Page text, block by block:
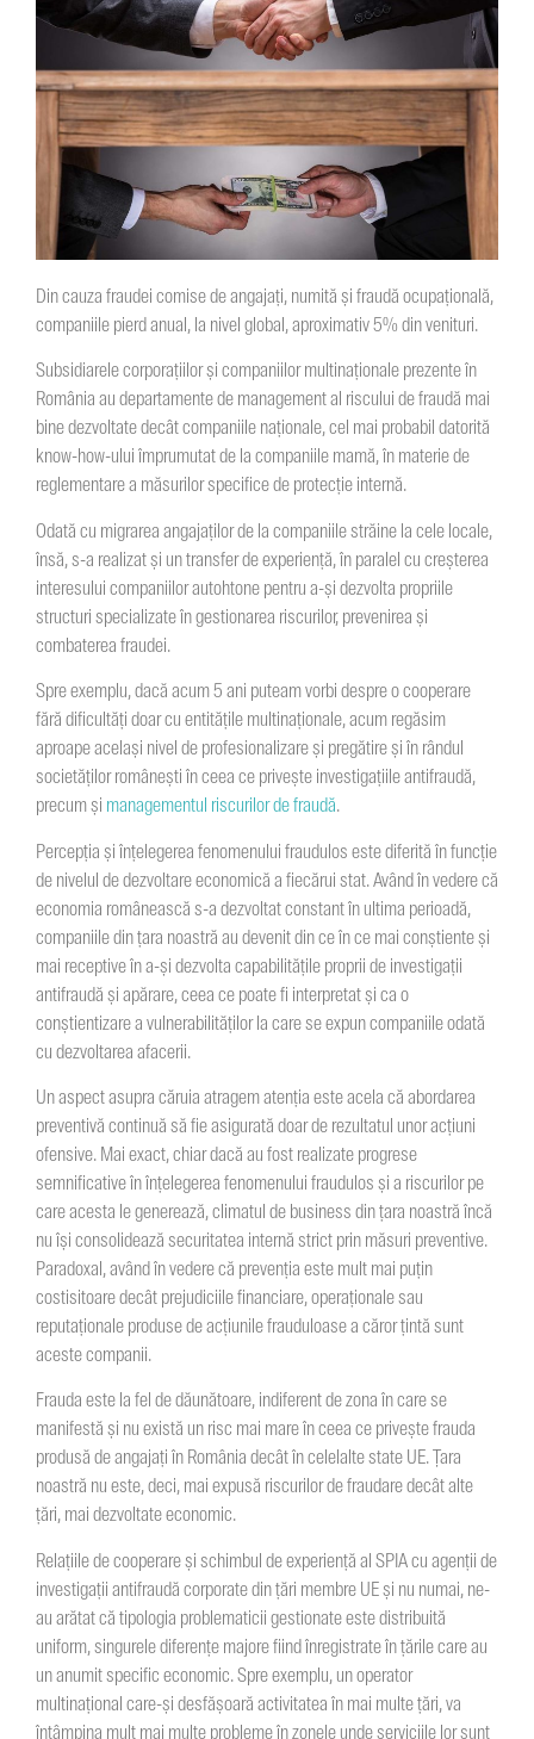
Din cauza fraudei comise de angajați, numită și fraudă ocupațională,
companiile pierd anual, la nivel global, aproximativ 5% din venituri.
Subsidiarele corporaţiilor şi companiilor multinaționale prezente în
România au departamente de management al riscului de fraudă mai
bine dezvoltate decât companiile naționale, cel mai probabil datorită
know-how-ului împrumutat de la companiile mamă, în materie de
reglementare a măsurilor specifice de protecție internă.
Odată cu migrarea angajaților de la companiile străine la cele locale,
însă, s-a realizat și un transfer de experienţă, în paralel cu creșterea
interesului companiilor autohtone pentru a-și dezvolta propriile
structuri specializate în gestionarea riscurilor, prevenirea și
combaterea fraudei.
Spre exemplu, dacă acum 5 ani puteam vorbi despre o cooperare
fără dificultăți doar cu entitățile multinaționale, acum regăsim
aproape același nivel de profesionalizare și pregătire și în rândul
societăților românești în ceea ce priveşte investigaţiile antifraudă,
precum şi managementul riscurilor de fraudă.
Percepția și înțelegerea fenomenului fraudulos este diferită în funcție
de nivelul de dezvoltare economică a fiecărui stat. Având în vedere că
economia românească s-a dezvoltat constant în ultima perioadă,
companiile din țara noastră au devenit din ce în ce mai conștiente și
mai receptive în a-și dezvolta capabilitățile proprii de investigaţii
antifraudă şi apărare, ceea ce poate fi interpretat și ca o
conștientizare a vulnerabilităților la care se expun companiile odată
cu dezvoltarea afacerii.
Un aspect asupra căruia atragem atenția este acela că abordarea
preventivă continuă să fie asigurată doar de rezultatul unor acțiuni
ofensive. Mai exact, chiar dacă au fost realizate progrese
semnificative în înțelegerea fenomenului fraudulos și a riscurilor pe
care acesta le generează, climatul de business din țara noastră încă
nu își consolidează securitatea internă strict prin măsuri preventive.
Paradoxal, având în vedere că prevenția este mult mai puțin
costisitoare decât prejudiciile financiare, operaționale sau
reputaționale produse de acțiunile frauduloase a căror țintă sunt
aceste companii.
Frauda este la fel de dăunătoare, indiferent de zona în care se
manifestă și nu există un risc mai mare în ceea ce privește frauda
produsă de angajați în România decât în celelalte state UE. Țara
noastră nu este, deci, mai expusă riscurilor de fraudare decât alte
țări, mai dezvoltate economic.
Relațiile de cooperare și schimbul de experiență al SPIA cu agenții de
investigații antifraudă corporate din țări membre UE și nu numai, ne-
au arătat că tipologia problematicii gestionate este distribuită
uniform, singurele diferențe majore fiind înregistrate în țările care au
un anumit specific economic. Spre exemplu, un operator
multinațional care-și desfășoară activitatea în mai multe țări, va
întâmpina mult mai multe probleme în zonele unde serviciile lor sunt